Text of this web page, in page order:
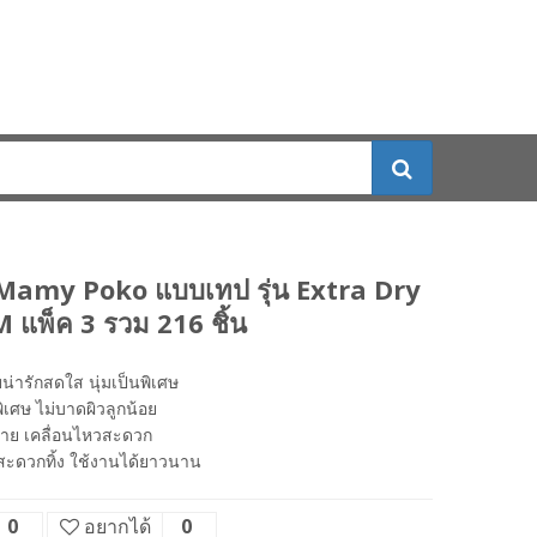
Poko แบบเทป รุ่น Extra Dry
แพ็ค 3 รวม 216 ชิ้น
ารักสดใส นุ่มเป็นพิเศษ
ศษ ไม่บาดผิวลูกน้อย
ย เคลื่อนไหวสะดวก
ะดวกทิ้ง ใช้งานได้ยาวนาน
0 อยากได้ 0